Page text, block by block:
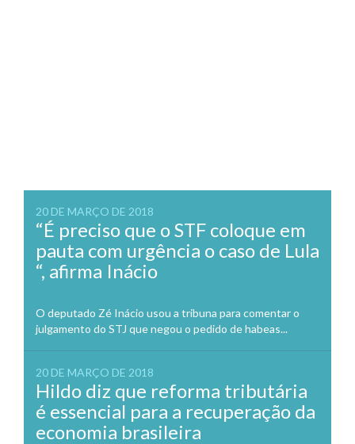
20 DE MARÇO DE 2018
“É preciso que o STF coloque em
pauta com urgência o caso de Lula
“, afirma Inácio
O deputado Zé Inácio usou a tribuna para comentar o
julgamento do STJ que negou o pedido de habeas...
20 DE MARÇO DE 2018
Hildo diz que reforma tributária
é essencial para a recuperação da
economia brasileira